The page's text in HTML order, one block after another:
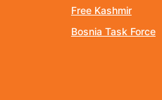
Free Kashmir
Bosnia Task Force